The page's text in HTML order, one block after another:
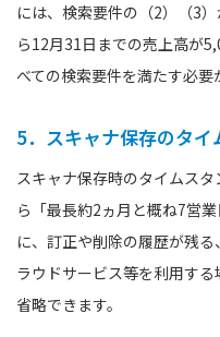
には、検索要件の（2）（3
ら12月31日までの売上高が
べての検索要件を満たす必要
5．スキャナ保存のタイ
スキャナ保存時のタイムス
ら「最長約2ヵ月と概ね7営
に、訂正や削除の履歴が残
ラウドサービス等を利用す
省略できます。